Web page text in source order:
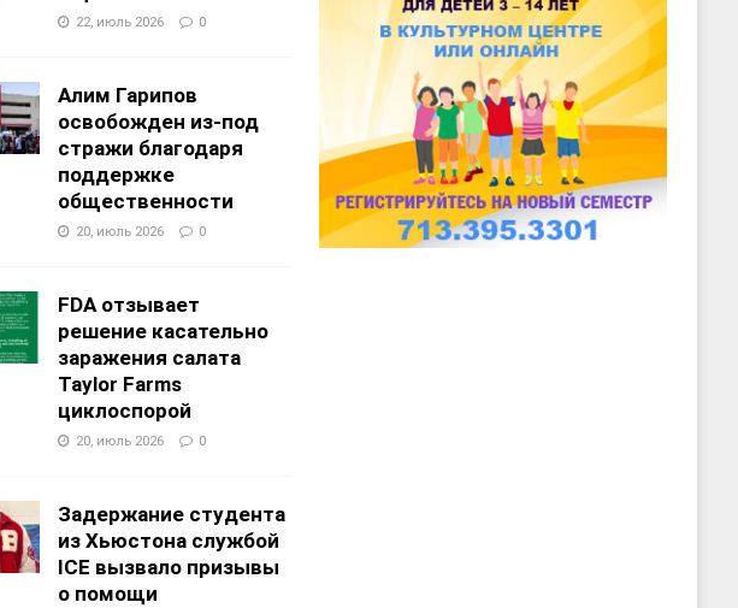
22, июль 2026 0
Алим Гарипов
освобожден из-под
стражи благодаря
поддержке
общественности
20, июль 2026 0
FDA отзывает
решение касательно
заражения салата
Taylor Farms
циклоспорой
20, июль 2026 0
Задержание студента
из Хьюстона службой
ICE вызвало призывы
о помощи